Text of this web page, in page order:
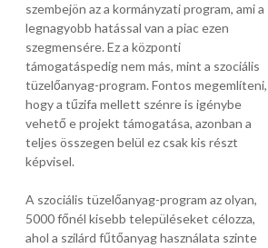
szembejön az a kormányzati program, ami a
legnagyobb hatással van a piac ezen
szegmensére. Ez a központi
támogatáspedig nem más, mint a szociális
tüzelőanyag-program. Fontos megemlíteni,
hogy a tűzifa mellett szénre is igénybe
vehető e projekt támogatása, azonban a
teljes összegen belül ez csak kis részt
képvisel.
A szociális tüzelőanyag-program az olyan,
5000 főnél kisebb településeket célozza,
ahol a szilárd fűtőanyag használata szinte